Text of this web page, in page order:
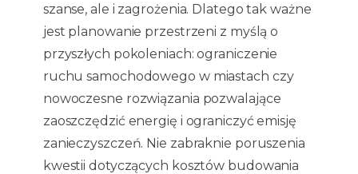
szanse, ale i zagrożenia. Dlatego tak ważne
jest planowanie przestrzeni z myślą o
przyszłych pokoleniach: ograniczenie
ruchu samochodowego w miastach czy
nowoczesne rozwiązania pozwalające
zaoszczędzić energię i ograniczyć emisję
zanieczyszczeń. Nie zabraknie poruszenia
kwestii dotyczących kosztów budowania